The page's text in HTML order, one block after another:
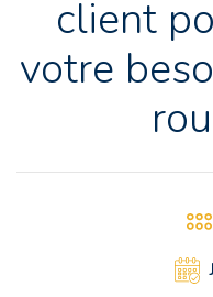
client
votre